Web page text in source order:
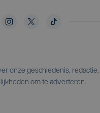
onze geschiedenis, redactie,
om te adverteren.